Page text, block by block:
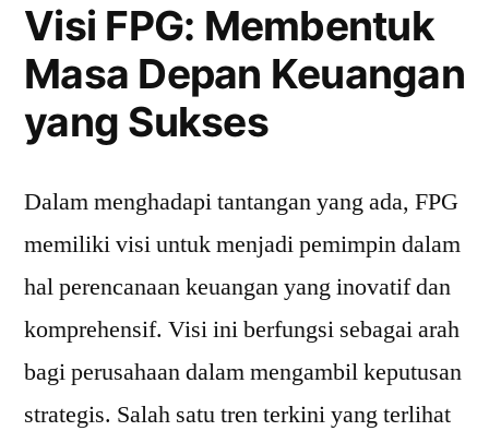
Visi FPG: Membentuk
Masa Depan Keuangan
yang Sukses
Dalam menghadapi tantangan yang ada, FPG
memiliki visi untuk menjadi pemimpin dalam
hal perencanaan keuangan yang inovatif dan
komprehensif. Visi ini berfungsi sebagai arah
bagi perusahaan dalam mengambil keputusan
strategis. Salah satu tren terkini yang terlihat